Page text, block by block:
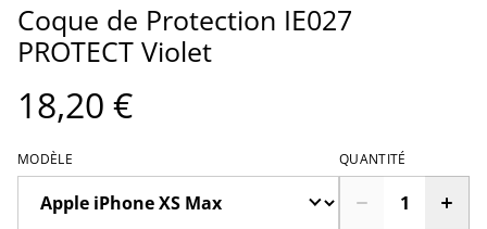
Coque de Protection IE027
PROTECT Violet
18,20 €
MODÈLE QUANTITÉ